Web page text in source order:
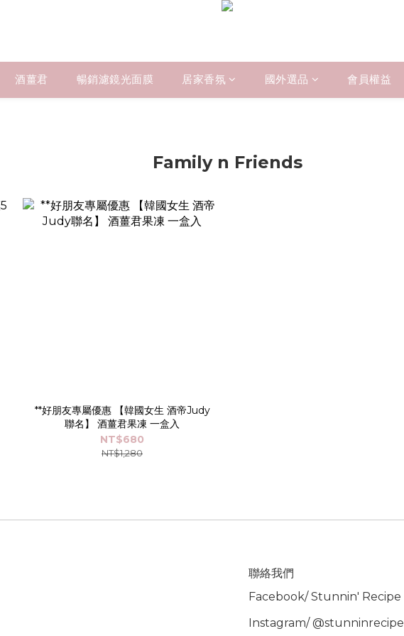
酒薑君 暢銷濾鏡光面膜 居家香氛 國外選品 會員權益
Family n Friends
**好朋友專屬優惠 【韓國女生 酒帝Judy
聯名】 酒薑君果凍 一盒入
NT$680
NT$1,280
聯絡我們
Facebook/Stunnin' Recipe
Instagram/@stunninrecipe